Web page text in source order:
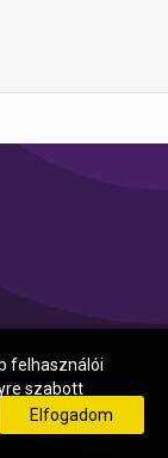
felhasználói
szabott
Elfogadom